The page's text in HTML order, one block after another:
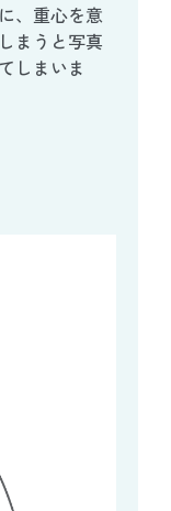
、重心を意
まうと写真
しまいま